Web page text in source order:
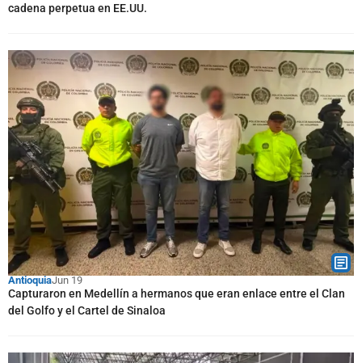
cadena perpetua en EE.UU.
AntioquiaJun 19
Capturaron en Medellín a hermanos que eran enlace entre el Clan
del Golfo y el Cartel de Sinaloa